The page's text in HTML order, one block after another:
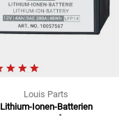
Louis Parts
Lithium-Ionen-Batterien